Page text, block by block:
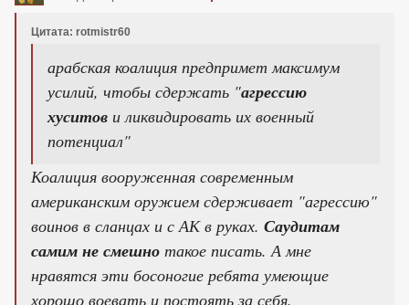
Цитата: rotmistr60
арабская коалиция предпримет максимум
усилий, чтобы сдержать "агрессию
хуситов и ликвидировать их военный
потенциал"
Коалиция вооруженная современным
американским оружием сдерживает "агрессию"
воинов в сланцах и с АК в руках. Саудитам
самим не смешно такое писать. А мне
нравятся эти босоногие ребята умеющие
хорошо воевать и постоять за себя.